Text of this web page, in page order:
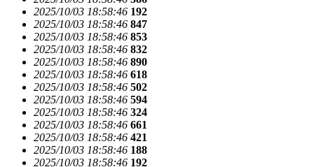
2025/10/03 18:58:46 192
2025/10/03 18:58:46 847
2025/10/03 18:58:46 853
2025/10/03 18:58:46 832
2025/10/03 18:58:46 890
2025/10/03 18:58:46 618
2025/10/03 18:58:46 502
2025/10/03 18:58:46 594
2025/10/03 18:58:46 324
2025/10/03 18:58:46 661
2025/10/03 18:58:46 421
2025/10/03 18:58:46 188
2025/10/03 18:58:46 192